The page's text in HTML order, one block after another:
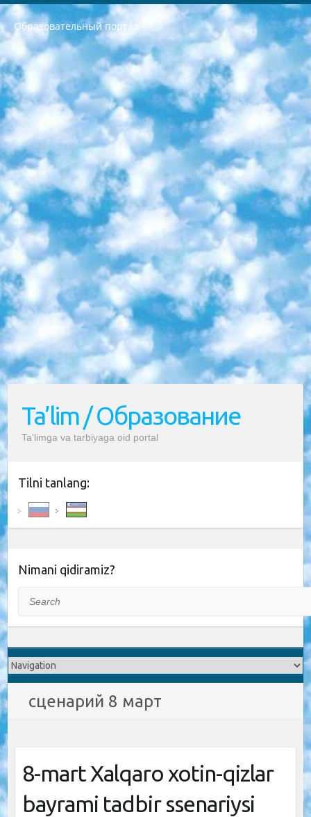
Образовательный портал
РЕСПУБЛИКА УЗБЕКИСТАН МИНИСТРЕРСТВО ДОШКОЛЬНОГО И ШКОЛЬНОГО ОБРАЗОВАНИЯ КОМАНДА в общеобразовательных учреждениях в 2023-2024 учебном году организация и проведение итоговой государственной аттестации обучающихся о Министра дошкольного и школьного образования Республики Узбекистан от 4 марта 2008 года (постановлением Минюста от 20 марта 2008 года № 1778 государственной регистрации) «Итоговое состояние учащихся общего среднего образования на основании положения об утверждении положения об аттестации общего среднего образования выпускной экзамен студентов в образовательных учреждениях в 2023-2024 учебном году В целях организации и прохождения аттестации приказываю: 1. Следующее: перечень предметов, по которым будет проводиться итоговая государственная аттестация и экзамен формы перевода согласно приложению 1; сертификаты международного образца, оценивающие уровень владения иностранными языками перечень согласно приложению 2; 2. Педагогический при специализированных образовательных учреждениях. научно-практический центр квалификации и международной оценки (Д.Давидова) 2024 г. До 25 марта: задания по предметам, по которым будет проводиться итоговая аттестация разработка и утверждение технических условий; итоговая аттестация на основании разработанного предметного задания разработка вопросов по предметам (устно и письменно), экзамен передача; общеобразовательные средние школы и специальные учебные заведения учащиеся выпускных классов школ и интернатов в агентской системе подготовка базы данных экзаменационных материалов и критериев оценки; перевод базы экзаменационных материалов на все языки обучения подать в Республиканский образовательный центр для изготовления; варианты экзаменов на основе разработанных контрольных материалов пусть будут поставлены задачи формирования. 3. Республиканский образовательный центр (Ш.Худайкулов) до 5 апреля 2024 года. до: база данных предоставленных экзаменационных материалов на все языки обучения перевод и экспертиза; для слепых, слабовидящих, глухих, слабослышащих и умственно отсталых детей учащиеся выпускных классов специализированных школ и школ-интернатов база данных экзаменационных материалов на всех преподаваемых языках подготовка критериев оценки; специализированные школы для умственно отсталых детей и технологии для учащихся выпускных классов школ-интернатов разработка соответствующих рекомендаций и критериев проведения ЕГЭ по естествознанию давать задания. 4. Педагогический при специализированных образовательных учреждениях. Научно-практический центр навыков и международной оценки (Д.Давидова), Республика образовательный центр (Худайкулов Ш.) итоговый государственный аттестационный экзамен ориентирован на творческое и логическое мышление при подготовке базы материалов учитывать введение заданий. 5. Следует отметить, что: сертификат государственного образца о знании общеобразовательного предмета и как минимум национальный уровень B1 по предметам на иностранных языках, указанным в Приложении 2. или международно признанный сертификат эквивалентного уровня студенты, изучающие определенный предмет, освобождаются от экзамена; по соответствующим предметам запланирована итоговая государственная аттестация за день до дня, путем жеребьевки Рабочей группой (в письменной форме по предметам, проводимым в форме) из числа сформированных вариантов выбрано 2 варианта; 2 выбранных варианта экзамена анонсированы на официальном сайте министерства и все выпускники по всей стране на основе этих вариантов проводит итоговую государственную аттестацию. 6. Государственное образование учащихся средних общеобразовательных учреждений. знания в соответствии с квалификационными требованиями, которые необходимо приобрести на основании стандартов итоговый (выпускной) контроль для 9 и 11 классов в целях тестирования Экзамены (далее – экзамены) состоят из предметов, перечисленных в приложении 1. будет сделано. 7. Экзамены пройдут с 26 мая по 15 июня 2024 г. (кроме науки физического воспитания). 8. Физическая для учащихся 9 классов общесредних образовательных учреждений. Экзамены по предмету «Образование, квалификация медицина» 1-6 мая 2024 года. сотрудники перевести под присмотр (с отклонениями в физическом или умственном развитии) специализированная школа для детей, школы-интернаты и со сколиозом школы-интернаты санаторного типа для больных детей исключены). 9. Он был слепым, слабовидящим и имел нарушения опорно-двигательного аппарата. экзамены в специализированных школах и интернатах для детей должны проводиться исходя из требований, предъявляемых к общеобразовательным учреждениям (физкультура кроме науки). 10. Специализированная школа для глухих и слабослышащих детей. и экзамены в интернатах и быть реализован в виде письменного теста по математике. 11. Специальность для умственно отсталых детей. Для 9 класса Родной язык и литературное письмо Государственный язык (язык обучения – узбекский). для неклассов) написано Математическое письмо Письменная/устная история Узбекистана Физическое воспитание практично Итоговый контроль Для 11 класса Написание родного языка и литературы (эссе) Математическое письмо Узбекский язык (обучение на узбекском языке) не посещающее общее среднее образование для учреждений)/Образовательное учреждение выбор письменный и устный Иностранный язык письменный/устный Письменная/устная история Узбекистана *По выбору студента:  Химия  Физика  Основы государственного права  География 10 бесплатных образовательных ресурсов - Мы составили подборку онлайн-проектов с интерактивными упражнениями, видеолекциями и статьями. Они помогут вам обрести новые и освежить старые знания бесплатно. 1. «ИНТУИТ» Старейшая образовательная площадка Рунета. Здесь вы найдёте сотни текстовых и видеокурсов на десятки различных тем — от программирования до психологии. Многие курсы подготовлены российскими университетами и крупными международными компаниями вроде Intel и Microsoft. Самостоятельное обучение бесплатное, но желающие могут оплатить услуги персональных наставников. 2. «Смартия» знакомит с актуальными профессиями и подсказывает, как им обучаться. Выбрав заинтересовавшую вас специальность — SMM-специалист, фотограф, веб-дизайнер или другую, — увидите список необходимых для неё умений. Чтобы вы могли освоить их самостоятельно, для каждого умения площадка отображает подборку ссылок на учебные материалы. Хотя «Смартия» ориентируется на русскоязычную аудиторию, часть контента всё же доступна только на английском. 3. «Лекторий Физтеха» Проект Московского физико-технического института (Физтеха). С его помощью вы можете смотреть онлайн серии лекций, записанные на видео в этом вузе. В числе доступных предметов — физика, биология, химия, информационные технологии и другие. К некоторым лекциям администрация ресурса прилагает готовые конспекты, которые можно скачивать в PDF-формате. 4. ITMOcourses Онлайн-площадка Санкт-Петербургского национального исследовательского университета информационных технологий, механики и оптики (ИТМО). Ресурс предоставляет свободный доступ к курсам, разработанным в этом вузе. Каталог материалов разбит на четыре категории: «Оптические системы и технологии», «Приборостроение и робототехника», «Информационные технологии» и «Биотехнологии». Курсы состоят из видеолекций, интерактивных демонстраций и заданий. 5. «КиберЛенинка» Электронная научная библиотека открытого доступа. Каталог площадки регулярно обрастает текстами статей из различных научных изданий. Сгруппированные по журналам и рубрикам публикации можно читать онлайн или скачивать целиком в PDF-формате. Проект нацелен на популяризацию науки за счёт открытого доступа к качественной информации. 6. «ПостНаука» На этом ресурсе публикуют подборки видеолекций, составленные экспертами из разных отраслей и объединённые общими темами. Среди них, к примеру, есть серии «Биоинформатика и геномика», «Культура средневековой Скандинавии» и Cinema Studies о теории кино. Каждая подборка лекций — логически связанная история, рассказанная экспертом от первого лица. Кроме того, на сайте появляются научно-образовательные статьи и тесты на разные темы. 7. «Newочём» Команда проекта «Newочём» отбирает самые интересные тексты из англоязычных СМИ и переводит те из них, за которые голосуют участники сообщества «ВКонтакте». По большей части это научно-популярные статьи. Редакторы придумывают лишь заголовки, в остальном содержание переводов соответствует оригиналам. Полные тексты можно читать прямо в социальной сети. 8. InternetUrok Онлайн-база материалов по основным дисциплинам школьной программы. Информация на сайте структурирована по классам, предметам и темам (урокам). Каждый урок состоит из видеолекций и конспектов. Есть также интерактивные тренажёры и тесты для закрепления пройденного материала. Даже если вы давно окончили школу, возможность повторить программу старших классов всегда может пригодиться. 9. Edutainme Ещё один ресурс об образовании. В отличие от Newtonew, как мне кажется, Edutainme больше ориентируется на представителей индустрии: педагогов, предпринимателей, разработчиков образовательных проектов. Но и любой, кто просто стремится к саморазвитию, найдёт на сайте много полезного и интересного для себя. Например, информацию о новых курсах и образовательных сервисах. 10. Newtonew Онлайн-медиа об образовании и обучении в широком смысле. Авторы Newtonew пишут об инструментах, заведениях, тактиках и стратегиях, которые помогают учить других и получать новые знания самостоятельно. На этой площадке вы найдёте новости, обзоры, аналитические мат
Ta’lim / Образование
Ta’limga va tarbiyaga oid portal
Tilni tanlang:
Nimani qidiramiz?
сценарий 8 март
8-mart Xalqaro xotin-qizlar
bayrami tadbir ssenariysi